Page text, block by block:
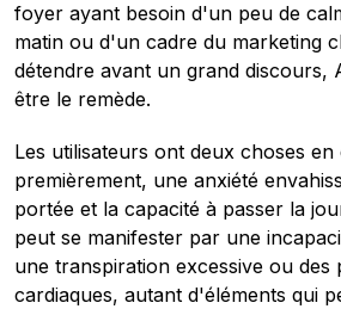
foyer ayant besoin d'un peu de
matin ou d'un cadre du marketing
détendre avant un grand discours,
être le remède.
Les utilisateurs ont deux choses en
premièrement, une anxiété
portée et la capacité à passer la
peut se manifester par une
une transpiration excessive ou des
cardiaques, autant d'éléments qui